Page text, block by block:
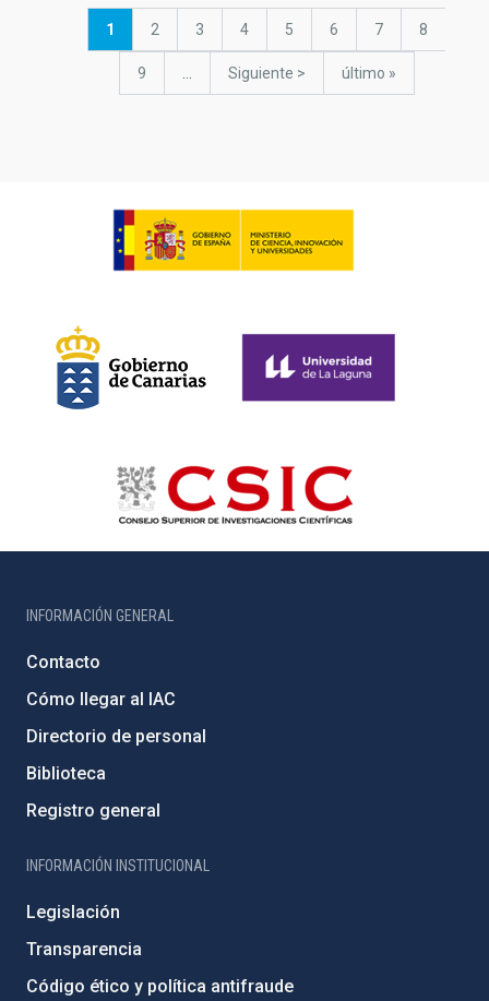
PaginaciónPágina
1 Página
2 Página
3 Página
4 Página
5 Página
6 Página
7 Página
8
Página
9 …
Siguiente
Siguiente >
última
último »
INFORMACIÓN GENERAL
Contacto
Cómo llegar al IAC
Directorio de personal
Biblioteca
Registro general
INFORMACIÓN INSTITUCIONAL
Legislación
Transparencia
Código ético y política antifraude